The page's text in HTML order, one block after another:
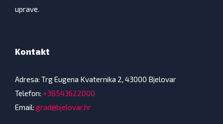
uprave.
Kontakt
Adresa: Trg Eugena Kvaternika 2, 43000 Bjelovar
Telefon: +38543622000
Email: grad@bjelovar.hr